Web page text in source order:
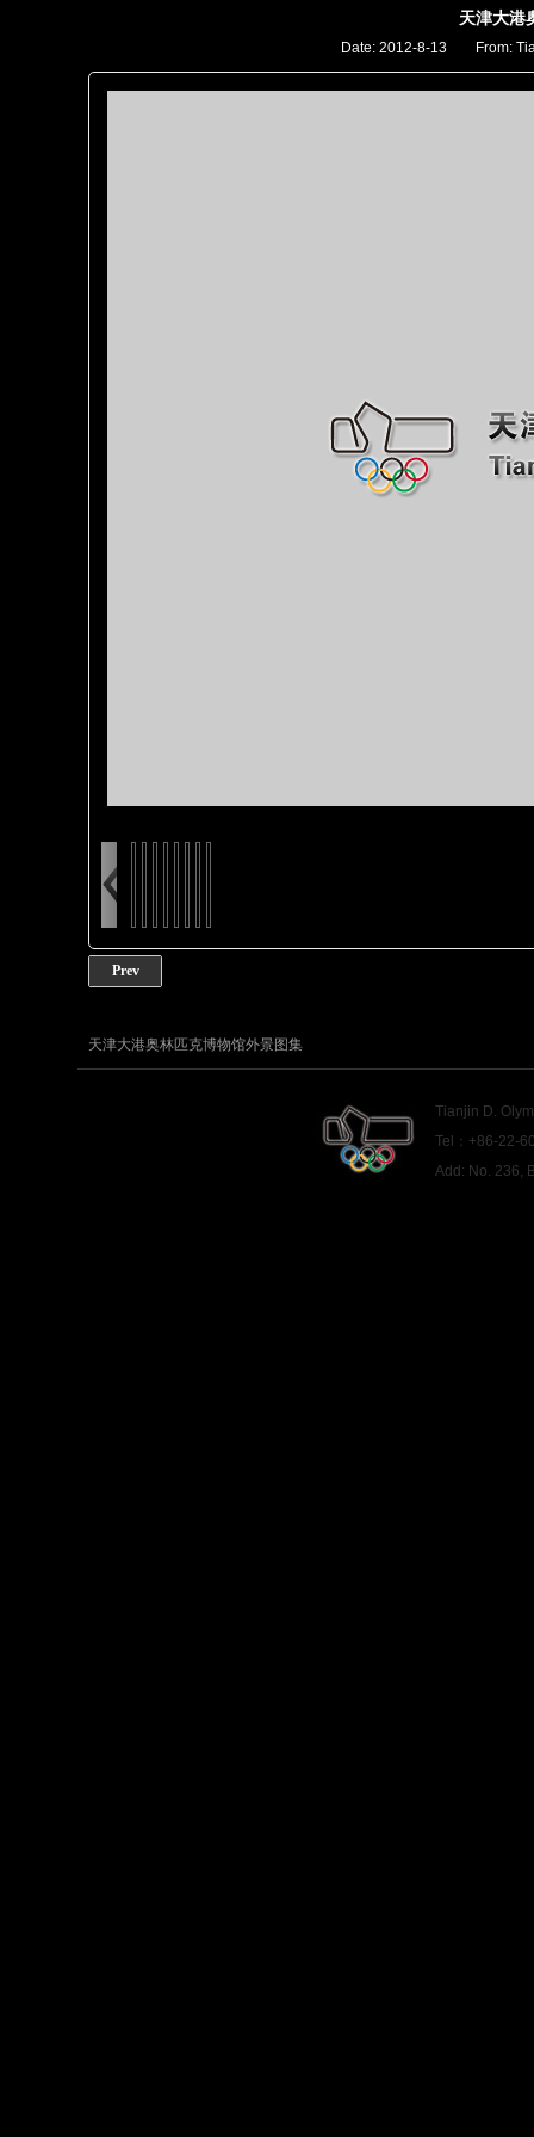
天津大港
Date: 2012-8-13 From:
Prev
天津大港奥林匹克博物馆外景图集
Tianjin D.
Tel：+86-22-
Add: No. 236,